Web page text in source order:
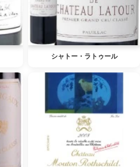
シャトー・ラトゥール